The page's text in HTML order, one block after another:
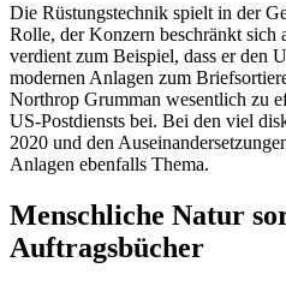
Die Rüstungstechnik spielt in der
Rolle, der Konzern beschränkt sich
verdient zum Beispiel, dass er den
modernen Anlagen zum
Northrop Grumman wesentlich zu
US-Postdiensts bei. Bei den viel
2020 und den
Anlagen ebenfalls Thema.
Menschliche Natur
Auftragsbücher